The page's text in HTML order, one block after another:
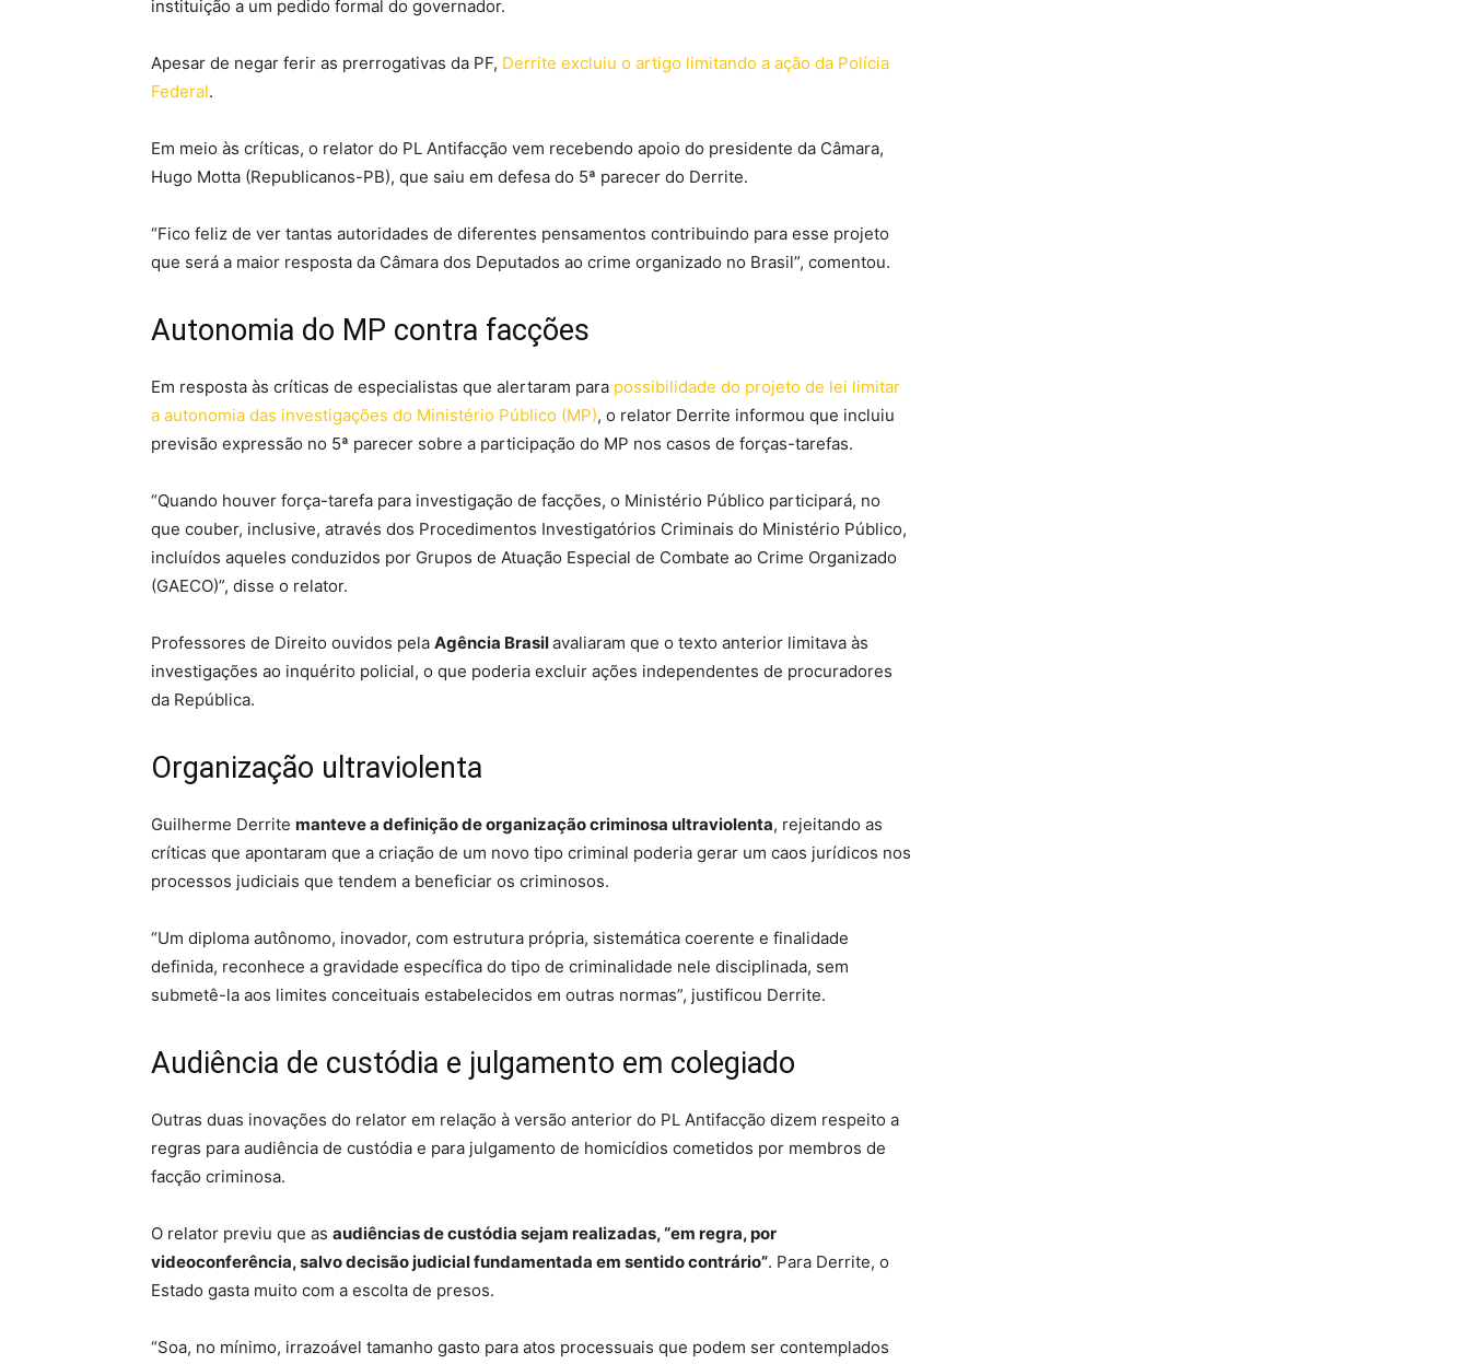
instituição a um pedido formal do governador.
Apesar de negar ferir as prerrogativas da PF, Derrite excluiu o artigo limitando a ação da Polícia
Federal.
Em meio às críticas, o relator do PL Antifacção vem recebendo apoio do presidente da Câmara,
Hugo Motta (Republicanos-PB), que saiu em defesa do 5ª parecer do Derrite.
“Fico feliz de ver tantas autoridades de diferentes pensamentos contribuindo para esse projeto
que será a maior resposta da Câmara dos Deputados ao crime organizado no Brasil”, comentou.
Autonomia do MP contra facções
Em resposta às críticas de especialistas que alertaram para possibilidade do projeto de lei limitar
a autonomia das investigações do Ministério Público (MP), o relator Derrite informou que incluiu
previsão expressão no 5ª parecer sobre a participação do MP nos casos de forças-tarefas.
“Quando houver força-tarefa para investigação de facções, o Ministério Público participará, no
que couber, inclusive, através dos Procedimentos Investigatórios Criminais do Ministério Público,
incluídos aqueles conduzidos por Grupos de Atuação Especial de Combate ao Crime Organizado
(GAECO)”, disse o relator.
Professores de Direito ouvidos pela Agência Brasilavaliaram que o texto anterior limitava às
investigações ao inquérito policial, o que poderia excluir ações independentes de procuradores
da República.
Organização ultraviolenta
Guilherme Derrite manteve a definição de organização criminosa ultraviolenta, rejeitando as
críticas que apontaram que a criação de um novo tipo criminal poderia gerar um caos jurídicos nos
processos judiciais que tendem a beneficiar os criminosos.
“Um diploma autônomo, inovador, com estrutura própria, sistemática coerente e finalidade
definida, reconhece a gravidade específica do tipo de criminalidade nele disciplinada, sem
submetê-la aos limites conceituais estabelecidos em outras normas”, justificou Derrite.
Audiência de custódia e julgamento em colegiado
Outras duas inovações do relator em relação à versão anterior do PL Antifacção dizem respeito a
regras para audiência de custódia e para julgamento de homicídios cometidos por membros de
facção criminosa.
O relator previu que as audiências de custódia sejam realizadas, “em regra, por
videoconferência, salvo decisão judicial fundamentada em sentido contrário”. Para Derrite, o
Estado gasta muito com a escolta de presos.
“Soa, no mínimo, irrazoável tamanho gasto para atos processuais que podem ser contemplados